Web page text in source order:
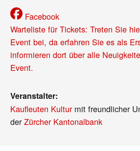
Facebook
Warteliste für Tickets: Treten Sie
Event bei, da erfahren Sie es als
informieren dort über alle
Event.
Veranstalter:
Kaufleuten Kulturmit freundlicher
derZürcher Kantonalbank